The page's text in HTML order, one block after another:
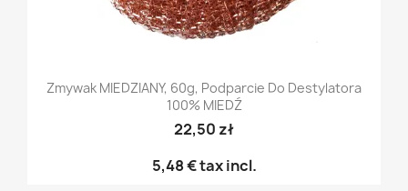
Zmywak MIEDZIANY, 60g, Podparcie Do Destylatora
100% MIEDŹ
22,50 zł
5,48 €tax incl.